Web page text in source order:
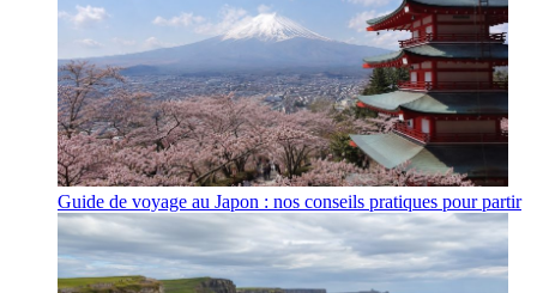
Guide de voyage au Japon : nos conseils pratiques pour partir